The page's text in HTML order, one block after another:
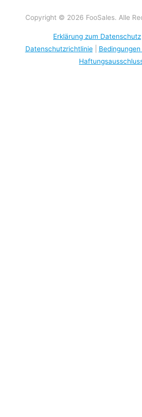
Copyright © 2026 FooSales. Alle
Erklärung zum Datenschutz
Datenschutzrichtlinie|